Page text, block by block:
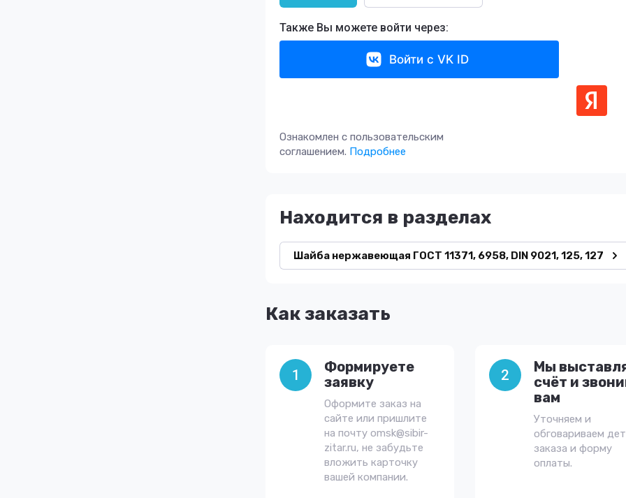
Также Вы можете войти через:
Войти с VK ID
Ознакомлен с пользовательским
соглашением. Подробнее
Находится в разделах
Шайба нержавеющая ГОСТ 11371, 6958, DIN 9021, 125, 127
Как заказать
1
Формируете
заявку
Оформите заказ на
сайте или пришлите
на почту omsk@sibir-
zitar.ru, не забудьте
вложить карточку
вашей компании.
2
Мы
счёт и
вам
Уточняем и
обговариваем
заказа и форму
оплаты.